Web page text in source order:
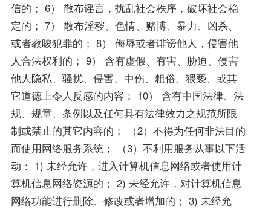
信的； 6） 散布谣言，扰乱社会秩序，破坏社会稳
定的； 7） 散布淫秽、色情、赌博、暴力、凶杀、
或者教唆犯罪的； 8） 侮辱或者诽谤他人，侵害他
人合法权利的； 9） 含有虚假、有害、胁迫、侵害
他人隐私、骚扰、侵害、中伤、粗俗、猥亵、或其
它道德上令人反感的内容； 10） 含有中国法律、法
规、规章、条例以及任何具有法律效力之规范所限
制或禁止的其它内容的； （2）不得为任何非法目的
而使用网络服务系统； （3）不利用服务从事以下活
动： 1) 未经允许，进入计算机信息网络或者使用计
算机信息网络资源的； 2) 未经允许，对计算机信息
网络功能进行删除、修改或者增加的； 3) 未经允